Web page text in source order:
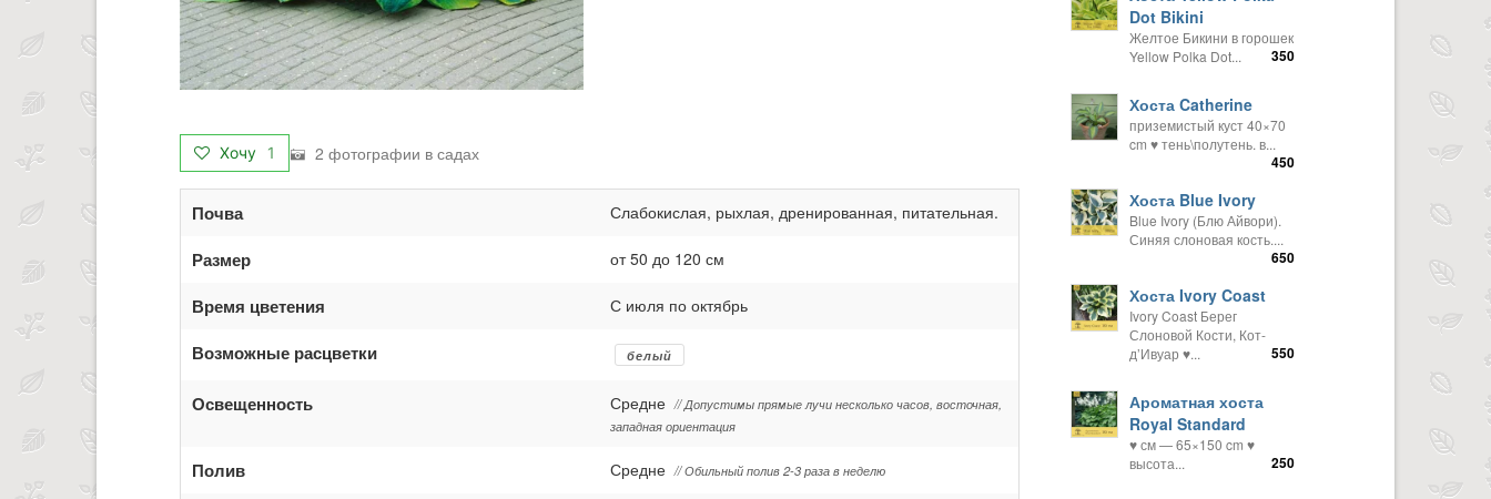
Хочу 1 2 фотографии в садах
Почва Слабокислая, рыхлая, дренированная, питательная.
Размер от 50 до 120 см
Время цветения С июля по октябрь
Возможные расцветки белый
Освещенность Средне // Допустимы прямые лучи несколько часов, восточная,
западная ориентация
Полив Средне // Обильный полив 2-3 раза в неделю
Dot Bikini
Желтое Бикини в горошек
Yellow Polka Dot...
350
Хоста Catherine
приземистый куст 40×70
cm ♥️ тень\полутень. в...
450
Хоста Blue Ivory
Blue Ivory (Блю Айвори).
Синяя слоновая кость....
650
Хоста Ivory Coast
Ivory Coast Берег
Слоновой Кости, Кот-
д’Ивуар ♥...
550
Ароматная хоста
Royal Standard
♥ см — 65×150 cm ♥️
высота...
250